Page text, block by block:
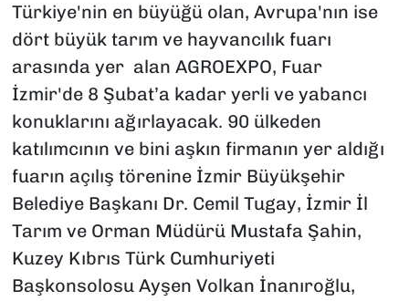
Türkiye'nin en büyüğü olan, Avrupa'nın ise
dört büyük tarım ve hayvancılık fuarı
arasında yer alan AGROEXPO, Fuar
İzmir'de 8 Şubat’a kadar yerli ve yabancı
konuklarını ağırlayacak. 90 ülkeden
katılımcının ve bini aşkın firmanın yer aldığı
fuarın açılış törenine İzmir Büyükşehir
Belediye Başkanı Dr. Cemil Tugay, İzmir İl
Tarım ve Orman Müdürü Mustafa Şahin,
Kuzey Kıbrıs Türk Cumhuriyeti
Başkonsolosu Ayşen Volkan İnanıroğlu,